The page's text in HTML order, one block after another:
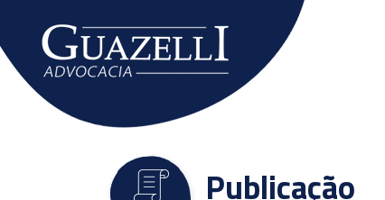
Publicação